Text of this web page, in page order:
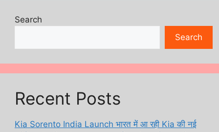
Search
Search
Recent Posts
Kia Sorento India Launch भारत में आ रही Kia की नई